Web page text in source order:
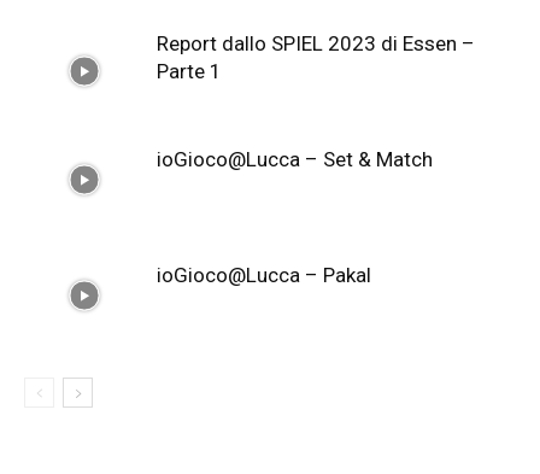
Report dallo SPIEL 2023 di Essen –
Parte 1
ioGioco@Lucca – Set & Match
ioGioco@Lucca – Pakal